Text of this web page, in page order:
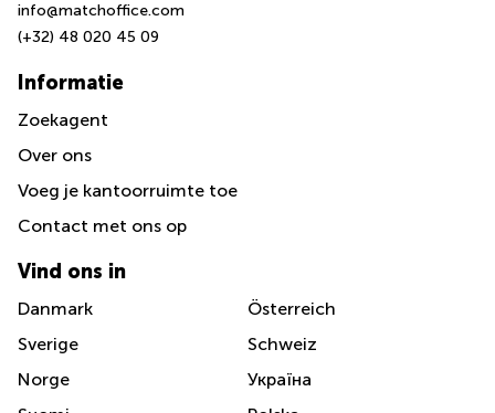
info@matchoffice.com
(+32) 48 020 45 09
Informatie
Zoekagent
Over ons
Voeg je kantoorruimte toe
Сontact met ons op
Vind ons in
Danmark
Sverige
Norge
Österreich
Schweiz
Україна